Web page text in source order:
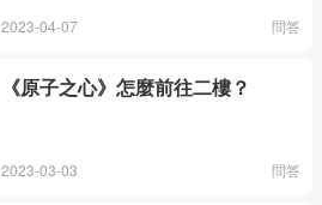
2023-04-07 問答
《原子之心》怎麼前往二樓？
2023-03-03 問答